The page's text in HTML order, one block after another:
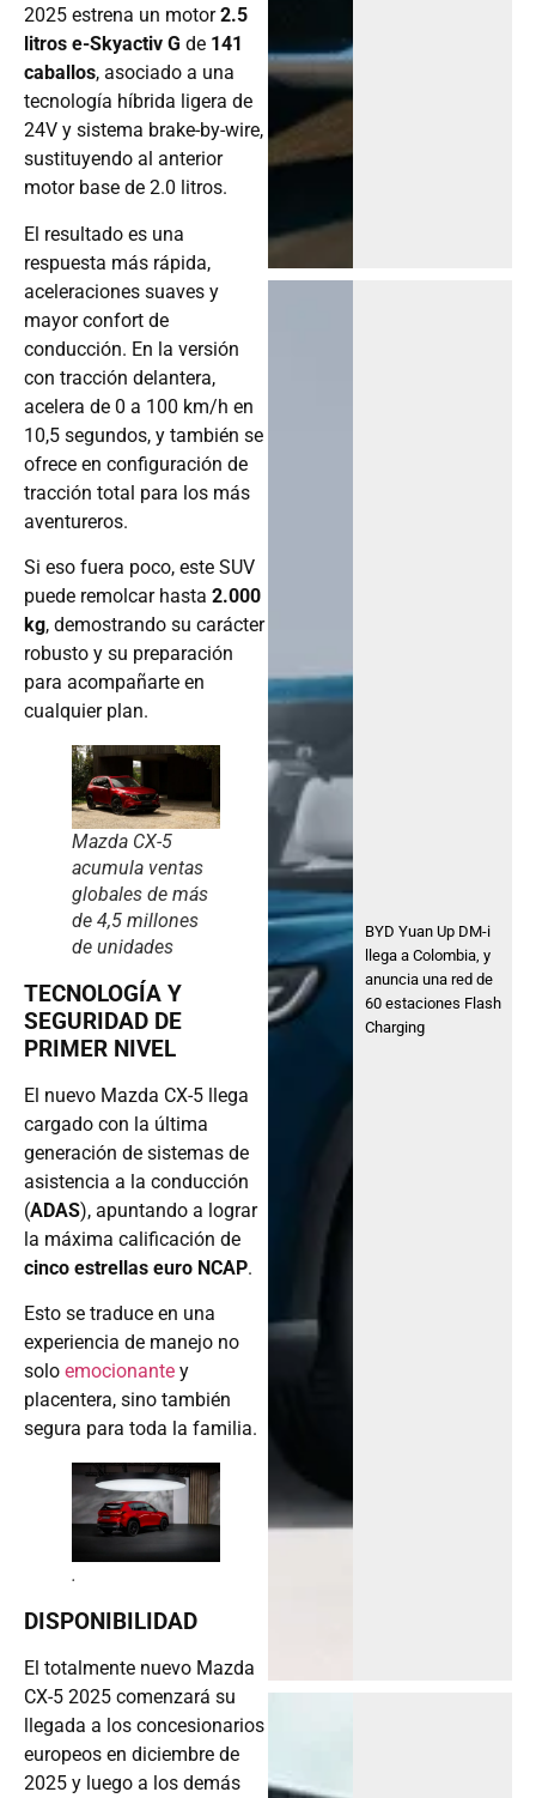
2025 estrena un motor2.5
litros e-Skyactiv G de 141
caballos, asociado a una
tecnología híbrida ligera de
24V y sistema brake-by-wire,
sustituyendo al anterior
motor base de 2.0 litros.
El resultado es una
respuesta más rápida,
aceleraciones suaves y
mayor confort de
conducción. En la versión
con tracción delantera,
acelera de 0 a 100 km/h en
10,5 segundos, y también se
ofrece en configuración de
tracción total para los más
aventureros.
Si eso fuera poco, este SUV
puede remolcar hasta 2.000
kg, demostrando su carácter
robusto y su preparación
para acompañarte en
cualquier plan.
Mazda CX-5
acumula ventas
globales de más
de 4,5 millones
de unidades
TECNOLOGÍA Y
SEGURIDAD DE
PRIMER NIVEL
El nuevo Mazda CX-5 llega
cargado con la última
generación de sistemas de
asistencia a la conducción
(ADAS), apuntando a lograr
la máxima calificación de
cinco estrellas euro NCAP.
Esto se traduce en una
experiencia de manejo no
solo emocionante y
placentera, sino también
segura para toda la familia.
.
DISPONIBILIDAD
El totalmente nuevo Mazda
CX-5 2025 comenzará su
llegada a los concesionarios
europeos en diciembre de
2025 y luego a los demás
BYD Yuan Up DM-i
llega a Colombia, y
anuncia una red de
60 estaciones Flash
Charging